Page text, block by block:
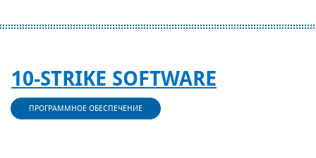
10-STRIKE SOFTWARE
ПРОГРАММНОЕ ОБЕСПЕЧЕНИЕ